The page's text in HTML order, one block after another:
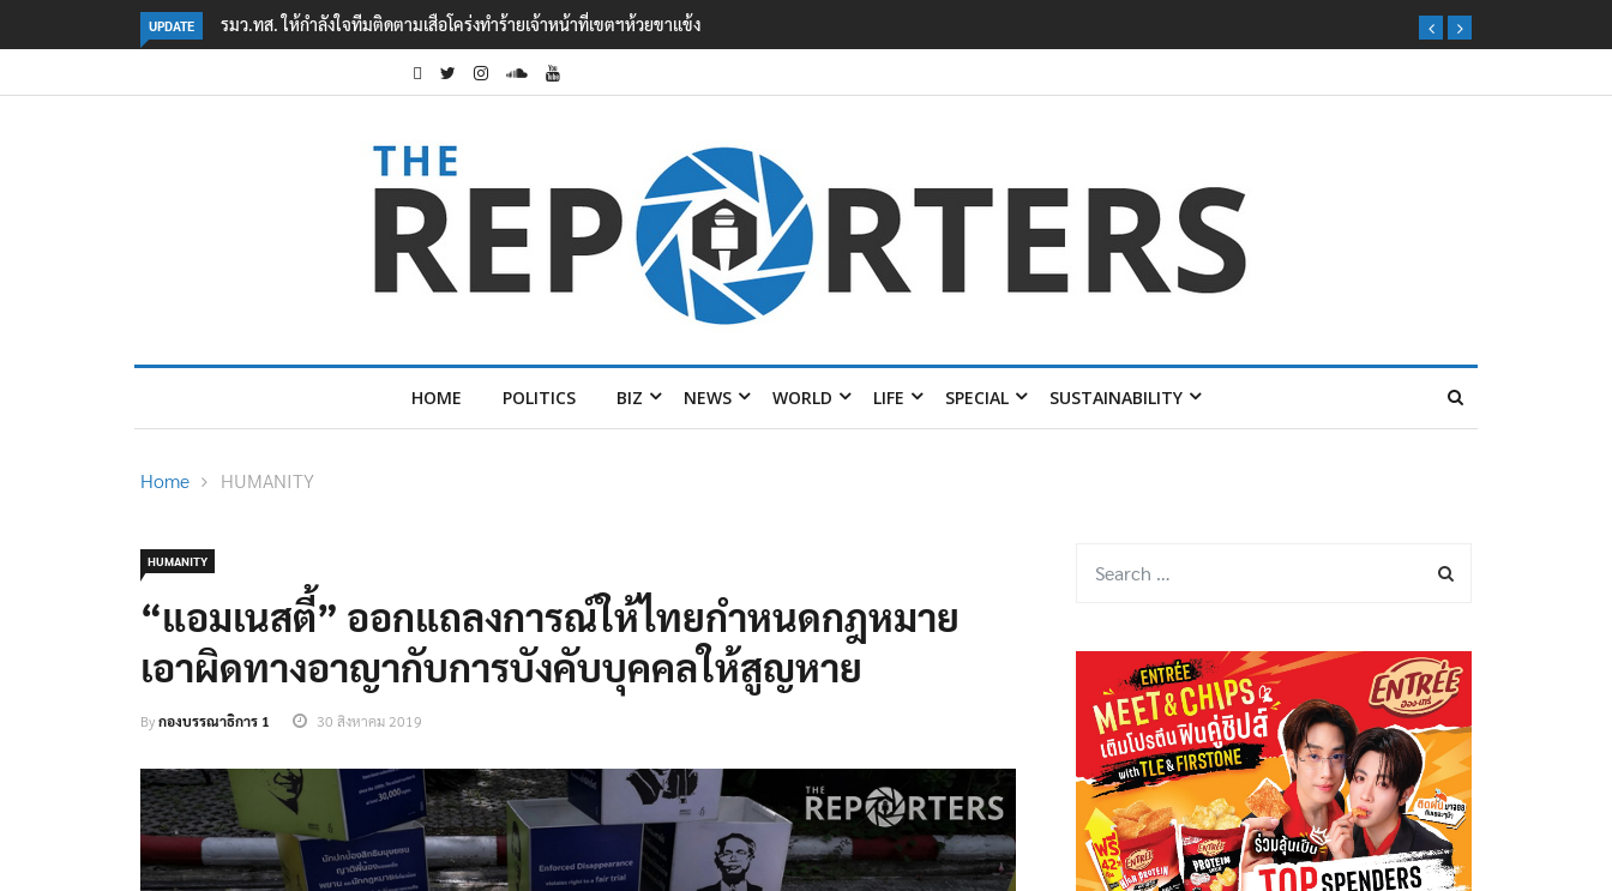
UPDATE
ำร้ายเจ้าหน้าที่เขตฯห้วยขาแข้ง‘ภาคประชาสังคม’ รวมตัวคัดค้าน ‘มิน ออง ไลง์’ เยือนไทย ขึงป้าย ‘ไม่
ต้อนรับอาชญากร’
HOME POLITICS BIZ NEWS WORLD LIFE SPECIAL SUSTAINABILITY
Home HUMANITY
HUMANITY
“แอมเนสตี้” ออกแถลงการณ์ให้ไทยกำหนดกฎหมาย
เอาผิดทางอาญากับการบังคับบุคคลให้สูญหาย
Byกองบรรณาธิการ 1 30 สิงหาคม 2019